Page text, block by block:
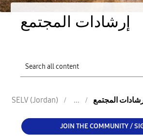
إرشادات المجتمع
SELV (Jordan) المجتمع
JOIN THE COMMUNITY /